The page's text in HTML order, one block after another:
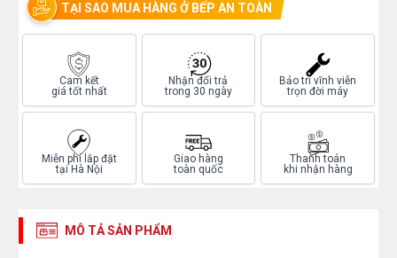
TẠI SAO MUA HÀNG Ở BẾP AN TOÀN
Cam kết
giá tốt nhất
Nhận đổi trả
trong 30 ngày
Bảo trì vĩnh viễn
trọn đời máy
Miễn phí lắp đặt
tại Hà Nội
Giao hàng
toàn quốc
Thanh toán
khi nhận hàng
MÔ TẢ SẢN PHẨM